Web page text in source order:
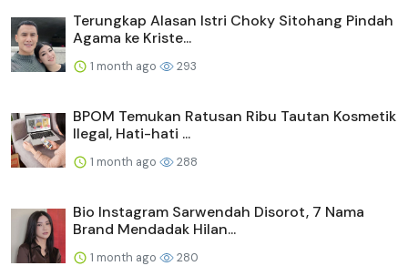
Terungkap Alasan Istri Choky Sitohang Pindah
Agama ke Kriste...
1 month ago 293
BPOM Temukan Ratusan Ribu Tautan Kosmetik
Ilegal, Hati-hati ...
1 month ago 288
Bio Instagram Sarwendah Disorot, 7 Nama
Brand Mendadak Hilan...
1 month ago 280